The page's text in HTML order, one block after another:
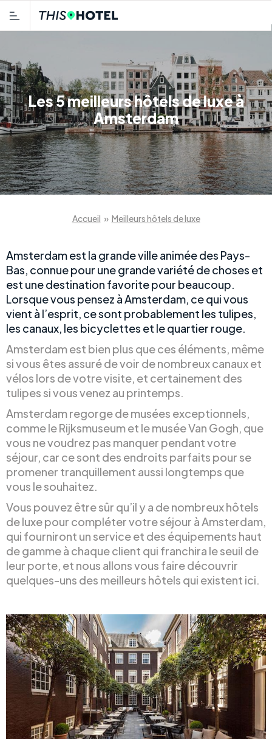
Les 5 meilleurs hôtels de luxe à
Amsterdam
Accueil » Meilleurs hôtels de luxe
Amsterdam est la grande ville animée des Pays-
Bas, connue pour une grande variété de choses et
est une destination favorite pour beaucoup.
Lorsque vous pensez à Amsterdam, ce qui vous
vient à l’esprit, ce sont probablement les tulipes,
les canaux, les bicyclettes et le quartier rouge.
Amsterdam est bien plus que ces éléments, même
si vous êtes assuré de voir de nombreux canaux et
vélos lors de votre visite, et certainement des
tulipes si vous venez au printemps.
Amsterdam regorge de musées exceptionnels,
comme le Rijksmuseum et le musée Van Gogh, que
vous ne voudrez pas manquer pendant votre
séjour, car ce sont des endroits parfaits pour se
promener tranquillement aussi longtemps que
vous le souhaitez.
Vous pouvez être sûr qu’il y a de nombreux hôtels
de luxe pour compléter votre séjour à Amsterdam,
qui fourniront un service et des équipements haut
de gamme à chaque client qui franchira le seuil de
leur porte, et nous allons vous faire découvrir
quelques-uns des meilleurs hôtels qui existent ici.